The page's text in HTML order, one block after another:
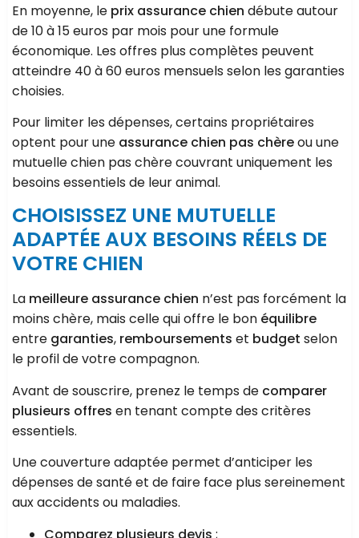
En moyenne, le prix assurance chien débute autour
de 10 à 15 euros par mois pour une formule
économique. Les offres plus complètes peuvent
atteindre 40 à 60 euros mensuels selon les garanties
choisies.
Pour limiter les dépenses, certains propriétaires
optent pour une assurance chien pas chèreou une
mutuelle chien pas chère couvrant uniquement les
besoins essentiels de leur animal.
CHOISISSEZ UNE MUTUELLE
ADAPTÉE AUX BESOINS RÉELS DE
VOTRE CHIEN
La meilleure assurance chien n’est pas forcément la
moins chère, mais celle qui offre le bon équilibre
entre garanties, remboursements et budget selon
le profil de votre compagnon.
Avant de souscrire, prenez le temps de comparer
plusieurs offres en tenant compte des critères
essentiels.
Une couverture adaptée permet d’anticiper les
dépenses de santé et de faire face plus sereinement
aux accidents ou maladies.
Comparez plusieurs devis ;